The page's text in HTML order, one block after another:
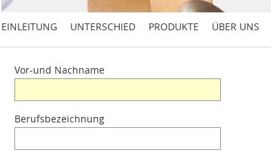
EINLEITUNG UNTERSCHIED PRODUKTE ÜBER UNS
Vor-und Nachname
Berufsbezeichnung